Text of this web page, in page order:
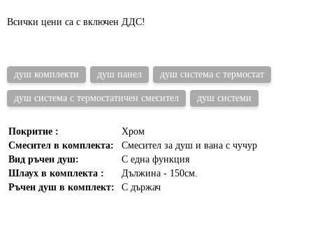
Всички цени са с включен ДДС!
душ комплекти душ панел душ система с термостат
душ система с термостатичен смесител душ системи
Покритие :
Хром
Смесител в комплекта:
Смесител за душ и вана с чучур
Вид ръчен душ:
С една функция
Шлаух в комплекта :
Дължина - 150см.
Ръчен душ в комплект:
С държач